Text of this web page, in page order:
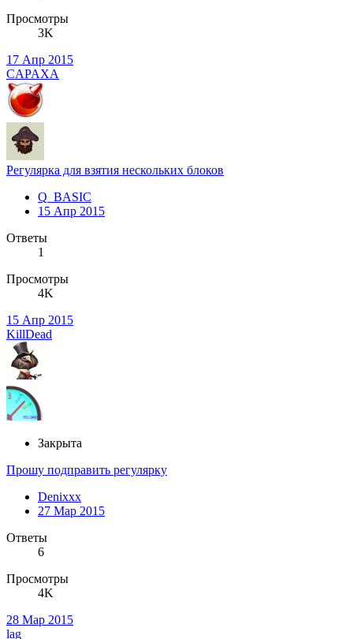
Просмотры
3K
17 Апр 2015
CAPAXA
Регулярка для взятия нескольких блоков
Q_BASIC
15 Апр 2015
Ответы
1
Просмотры
4K
15 Апр 2015
KillDead
Закрыта
Прошу подправить регулярку
Denixxx
27 Мар 2015
Ответы
6
Просмотры
4K
28 Мар 2015
lag